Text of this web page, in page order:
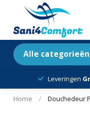
Alle categorieën
Leveringen
Home / Douchedeur